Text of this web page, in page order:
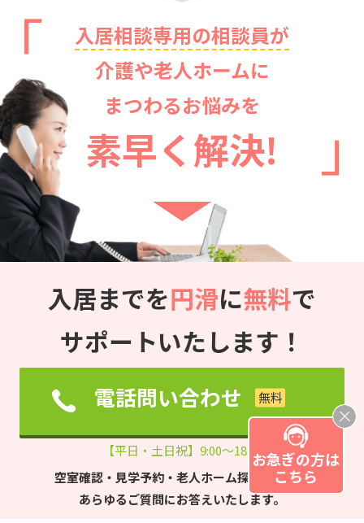
入居相談専用の相談員が
介護や老人ホームに
まつわるお悩みを
素早く解決!
入居までを円滑に無料で
サポートいたします！
電話問い合わせ
【平日・土日祝】9:00～18:00
空室確認・見学予約・老人ホーム探しについて
あらゆるご質問にお答えいたします。
お急ぎの方は
こちら